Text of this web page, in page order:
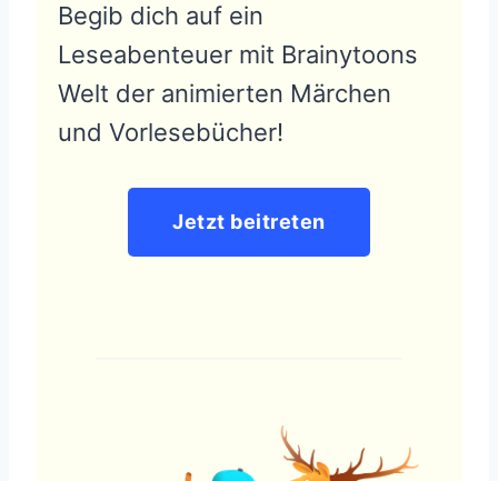
Begib dich auf ein
Leseabenteuer mit Brainytoons
Welt der animierten Märchen
und Vorlesebücher!
Jetzt beitreten